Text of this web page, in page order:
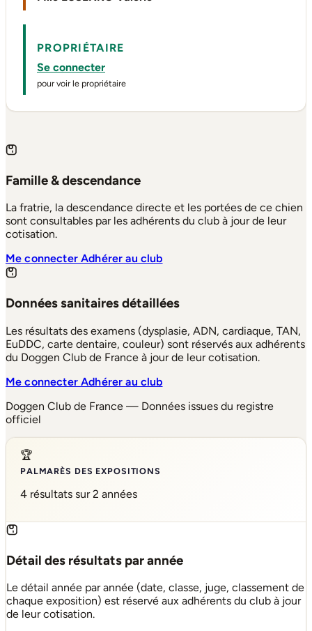
PROPRIÉTAIRE
Se connecter
pour voir le propriétaire
Famille & descendance
La fratrie, la descendance directe et les portées de ce chien
sont consultables par les adhérents du club à jour de leur
cotisation.
Me connecterAdhérer au club
Données sanitaires détaillées
Les résultats des examens (dysplasie, ADN, cardiaque, TAN,
EuDDC, carte dentaire, couleur) sont réservés aux adhérents
du Doggen Club de France à jour de leur cotisation.
Me connecterAdhérer au club
Doggen Club de France — Données issues du registre
officiel
🏆
PALMARÈS DES EXPOSITIONS
4 résultats sur 2 années
Détail des résultats par année
Le détail année par année (date, classe, juge, classement de
chaque exposition) est réservé aux adhérents du club à jour
de leur cotisation.